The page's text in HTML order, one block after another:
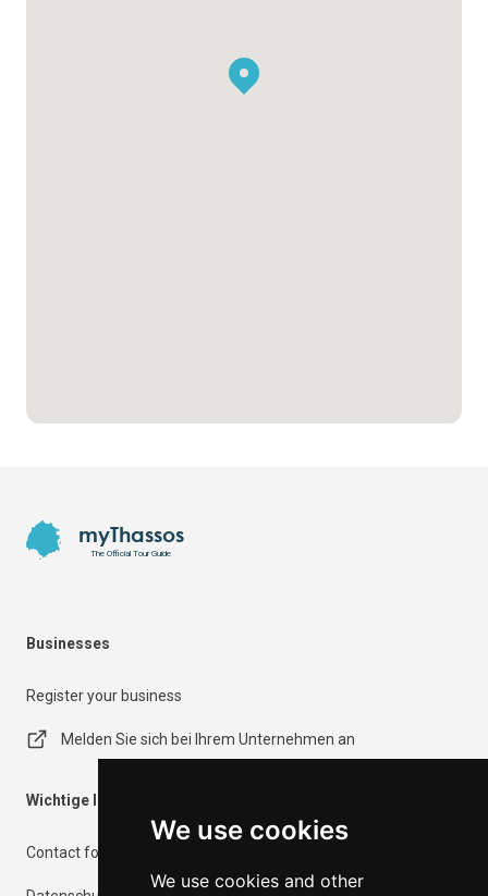
We use cookies
We use cookies and other
myThassos
The Official Tour Guide
Businesses
Register your business
Melden Sie sich bei Ihrem Unternehmen an
Wichtige Informationen
Contact form